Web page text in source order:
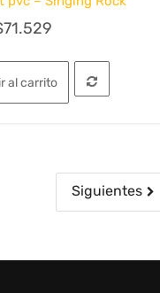
71.529
al carrito
Siguientes